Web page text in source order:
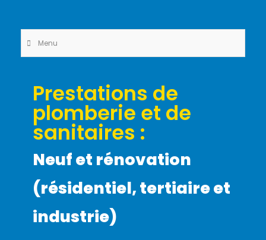
Menu
Prestations de
plomberie et de
sanitaires :
Neuf et rénovation
(résidentiel, tertiaire et
industrie)